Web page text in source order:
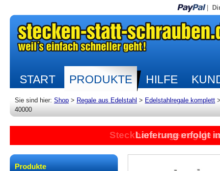
START PRODUKTE HILFE
Sie sind hier: Shop > Regale aus Edelstahl > Edelstahlregale komplett
40000
Steckbare Lagerregale
Lieferung erfolgt
Produkte